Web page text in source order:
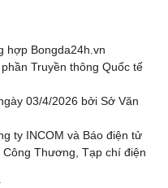
hợp Bongda24h.vn
Truyền thông Quốc tế
03/4/2026 bởi Sở Văn
ty INCOM và Báo điện tử
Thương, Tạp chí điện